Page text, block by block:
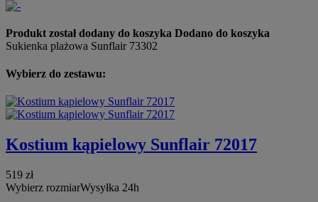
Produkt został dodany do koszyka Dodano do koszyka
Sukienka plażowa Sunflair 73302
Wybierz do zestawu:
Kostium kąpielowy Sunflair 72017
519 zł
Wybierz rozmiarWysyłka 24h